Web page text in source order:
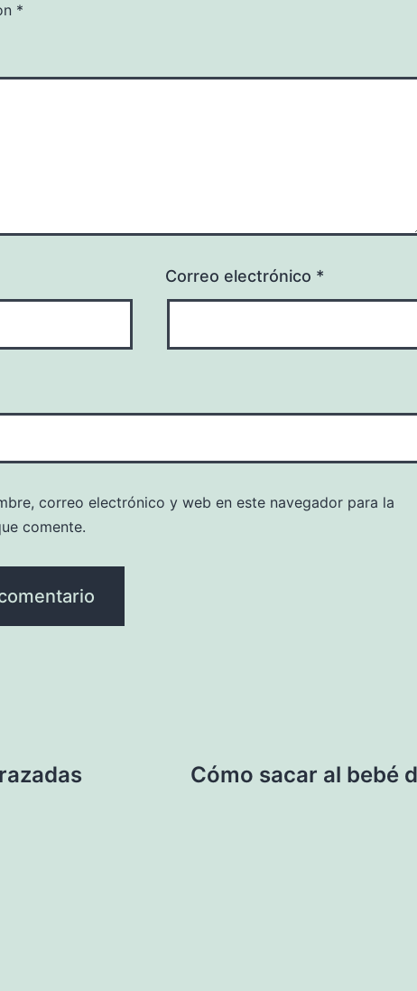
*
Correo electrónico *
correo electrónico y web en este navegador para la
comente.
Cómo sacar al bebé